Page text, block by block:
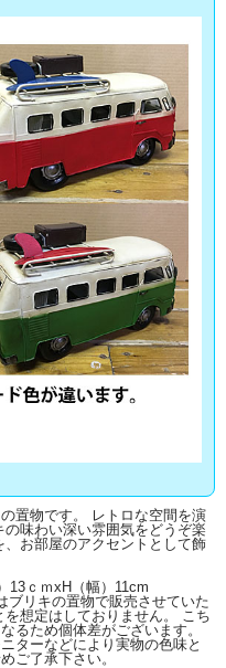
置物です。 レトロな空間を演
味わい深い雰囲気をどうぞ楽
お部屋のアクセントとして飾
13ｃｍxH（幅）11cm
ブリキの置物で販売させていた
想定はしておりません。 こち
るため個体差がございます。
ターなどにより実物の色味と
ご了承下さい。